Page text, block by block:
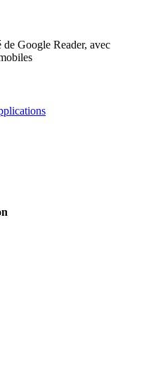
Google Reader, avec